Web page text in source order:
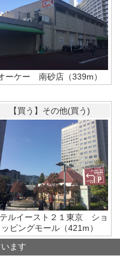
ーケー 南砂店（339m）
【買う】その他(買う)
ルイースト２１東京 ショ
ッピングモール（421m）
ます